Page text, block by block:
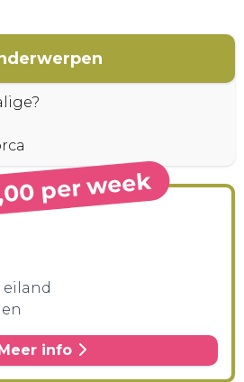
per week
eiland
info